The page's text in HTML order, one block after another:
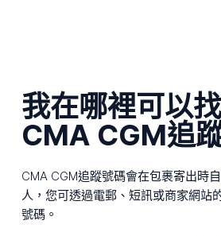
我在哪裡可以
CMA CGM追
CMA CGM追蹤號碼會在包裹寄出時
人，您可透過電郵、短訊或商家網站
號碼。